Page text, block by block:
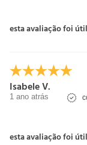
esta avaliação foi
Isabele V.
1 ano atrás
esta avaliação foi